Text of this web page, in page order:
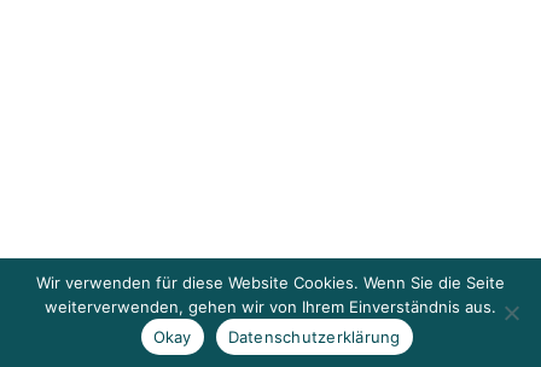
Wir verwenden für diese Website Cookies. Wenn Sie die Seite
weiterverwenden, gehen wir von Ihrem Einverständnis aus.
Okay
Datenschutzerklärung